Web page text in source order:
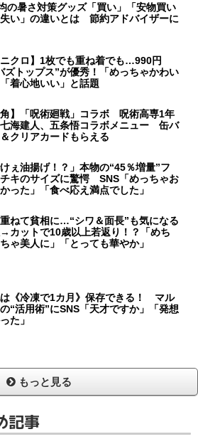
の暑さ対策グッズ「買い」「安物買い
い」の違いとは 節約アドバイザーに
ニクロ】1枚でも重ね着でも…990円
ズトップス”が優秀！「めっちゃかわい
着心地いい」と話題
角】「呪術廻戦」コラボ 呪術高専1年
海建人、五条悟コラボメニュー 缶バ
クリアカードもらえる
けぇ油揚げ！？」本物の“45％増量”フ
チキのサイズに驚愕 SNS「めっちゃお
った」「食べ応え満点でした」
ねて貧相に…“シワ＆面長”も気になる
カットで10歳以上若返り！？「めち
ゃ美人に」「とっても華やか」
《冷凍で1カ月》保存できる！ マル
“活用術”にSNS「天才ですか」「発想
た」
もっと見る
記事